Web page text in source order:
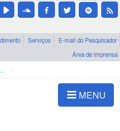
Serviços
E-mail do Pesquisador
Área de imprensa
Vigentes
MENU